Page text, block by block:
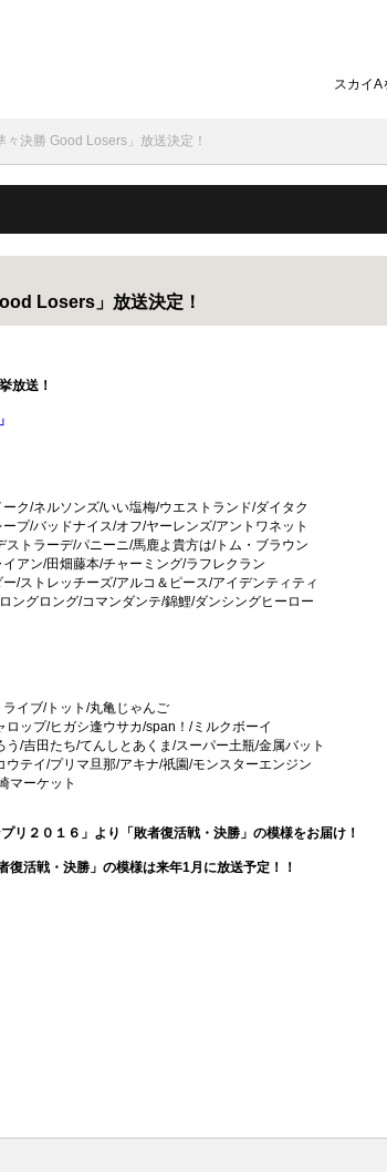
スカイA
決勝 Good Losers」放送決定！
Losers」放送決定！
放送！
ク/ネルソンズ/いい塩梅/ウエストランド/ダイタク
プ/バッドナイス/オフ/ヤーレンズ/アントワネット
トラーデ/パニーニ/馬鹿よ貴方は/トム・ブラウン
アン/田畑藤本/チャーミング/ラフレクラン
/ストレッチーズ/アルコ＆ピース/アイデンティティ
ングロング/コマンダンテ/錦鯉/ダンシングヒーロー
イブ/トット/丸亀じゃんご
ップ/ヒガシ逢ウサカ/span！/ミルクボーイ
/吉田たち/てんしとあくま/スーパー土瓶/金属バット
テイ/プリマ旦那/アキナ/祇園/モンスターエンジン
マーケット
リ２０１６」より「敗者復活戦・決勝」の模様をお届け！
活戦・決勝」の模様は来年1月に放送予定！！